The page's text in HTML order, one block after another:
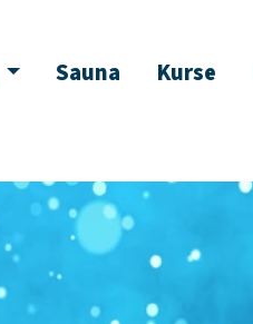
Sauna Kurse